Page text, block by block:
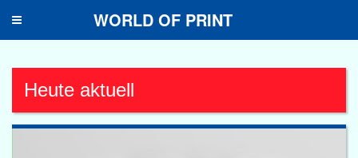
Toggle
WORLD OF PRINT
Heute aktuell